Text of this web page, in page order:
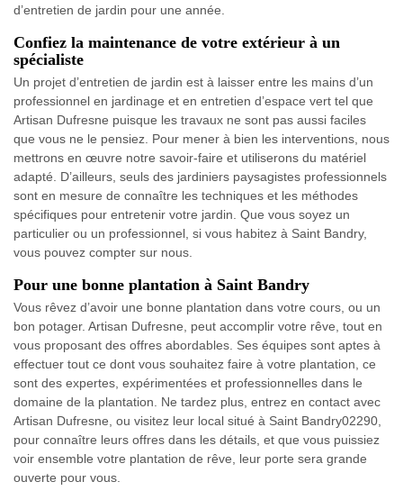
d’entretien de jardin pour une année.
Confiez la maintenance de votre extérieur à un
spécialiste
Un projet d’entretien de jardin est à laisser entre les mains d’un
professionnel en jardinage et en entretien d’espace vert tel que
Artisan Dufresne puisque les travaux ne sont pas aussi faciles
que vous ne le pensiez. Pour mener à bien les interventions, nous
mettrons en œuvre notre savoir-faire et utiliserons du matériel
adapté. D’ailleurs, seuls des jardiniers paysagistes professionnels
sont en mesure de connaître les techniques et les méthodes
spécifiques pour entretenir votre jardin. Que vous soyez un
particulier ou un professionnel, si vous habitez à Saint Bandry,
vous pouvez compter sur nous.
Pour une bonne plantation à Saint Bandry
Vous rêvez d’avoir une bonne plantation dans votre cours, ou un
bon potager. Artisan Dufresne, peut accomplir votre rêve, tout en
vous proposant des offres abordables. Ses équipes sont aptes à
effectuer tout ce dont vous souhaitez faire à votre plantation, ce
sont des expertes, expérimentées et professionnelles dans le
domaine de la plantation. Ne tardez plus, entrez en contact avec
Artisan Dufresne, ou visitez leur local situé à Saint Bandry02290,
pour connaître leurs offres dans les détails, et que vous puissiez
voir ensemble votre plantation de rêve, leur porte sera grande
ouverte pour vous.